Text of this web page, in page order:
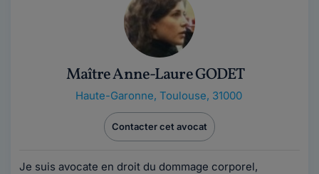
Maître Anne-Laure GODET
Haute-Garonne, Toulouse, 31000
Contacter cet avocat
Je suis avocate en droit du dommage corporel,